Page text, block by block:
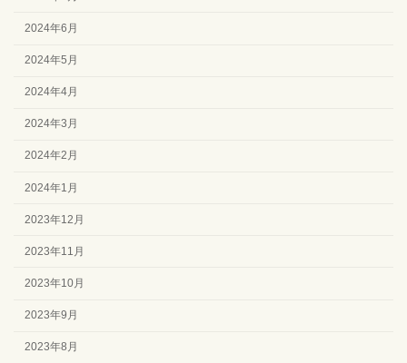
2024年6月
2024年5月
2024年4月
2024年3月
2024年2月
2024年1月
2023年12月
2023年11月
2023年10月
2023年9月
2023年8月